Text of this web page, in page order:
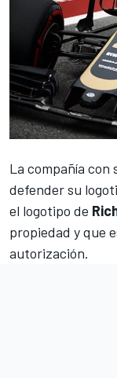
La compañía con
defender su
el logotipo de
propiedad y que
autorización.